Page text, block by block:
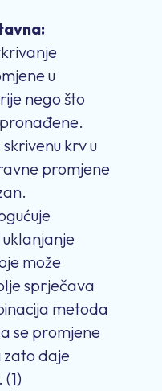
u
nego što
krv u
promjene
može
sprječava
metoda
se promjene
zato daje